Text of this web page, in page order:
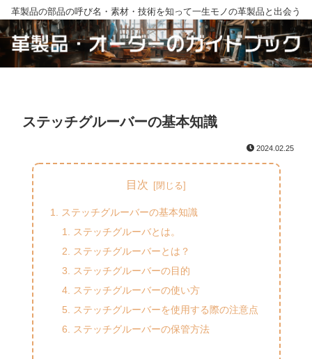
革製品の部品の呼び名・素材・技術を知って一生モノの革製品と出会う
ステッチグルーバーの基本知識
2024.02.25
目次
ステッチグルーバーの基本知識
ステッチグルーバとは。
ステッチグルーバーとは？
ステッチグルーバーの目的
ステッチグルーバーの使い方
ステッチグルーバーを使用する際の注意点
ステッチグルーバーの保管方法